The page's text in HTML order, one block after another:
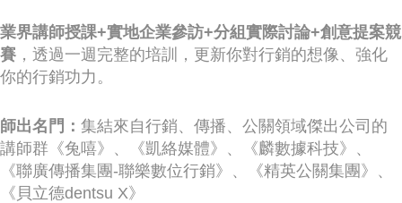
業界講師授課+實地企業參訪+分組實際討論+創意提案競
賽 ，透過一週完整的培訓，更新你對行銷的想像、強化
你的行銷功力。
師出名門： 集結來自行銷、傳播、公關領域傑出公司的
講師群《兔嘻》、《凱絡媒體》、《麟數據科技》、
《聯廣傳播集團-聯樂數位行銷》、《精英公關集團》、
《貝立德dentsu X》